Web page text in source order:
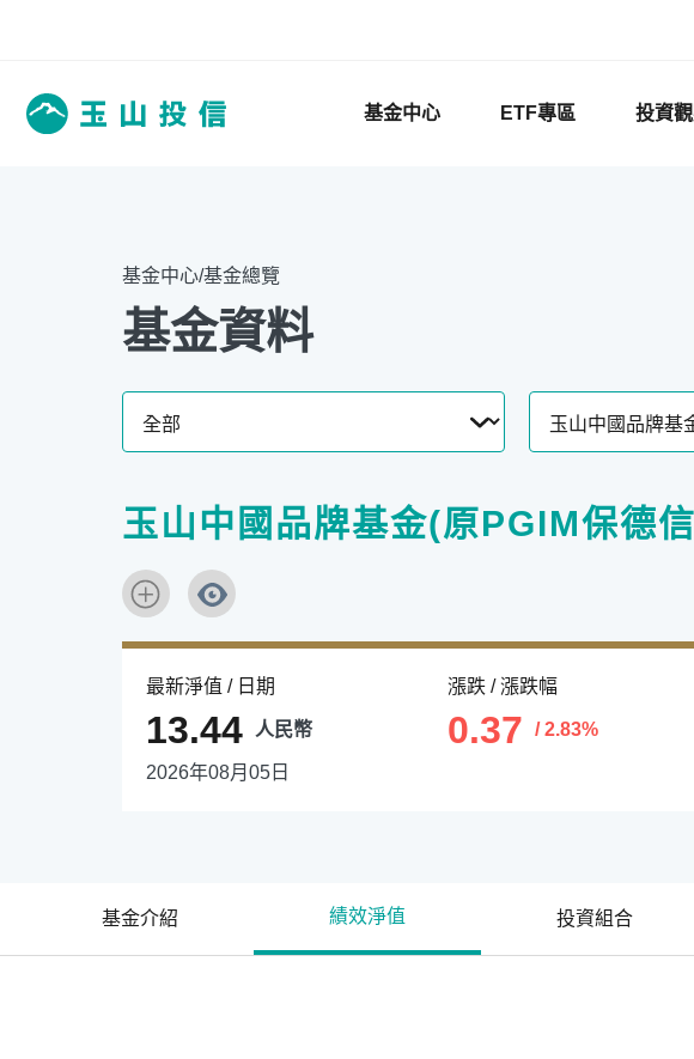
基金中心 ETF專區 投資
基金中心/基金總覽
基金資料
玉山中國品牌基金(原PGIM保德
最新淨值 / 日期
13.44 人民幣
2026年08月05日
漲跌 / 漲跌幅
0.37 / 2.83%
基金介紹 績效淨值 投資組合